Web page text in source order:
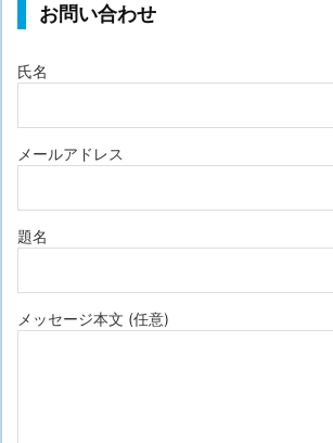
お問い合わせ
氏名
メールアドレス
題名
メッセージ本文 (任意)